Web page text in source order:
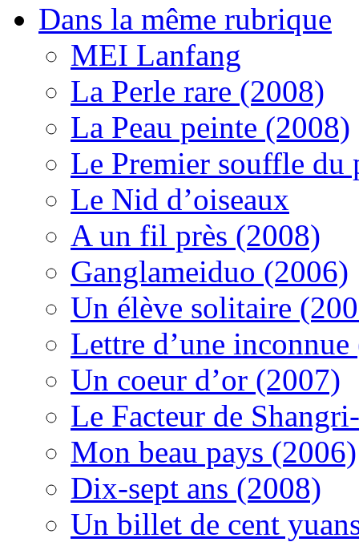
Dans la même rubrique
MEI Lanfang
La Perle rare (2008)
La Peau peinte (2008)
Le Premier souffle du
Le Nid d’oiseaux
A un fil près (2008)
Ganglameiduo (2006)
Un élève solitaire
Lettre d’une
Un coeur d’or (2007)
Le Facteur de
Mon beau pays (2006)
Dix-sept ans (2008)
Un billet de cent